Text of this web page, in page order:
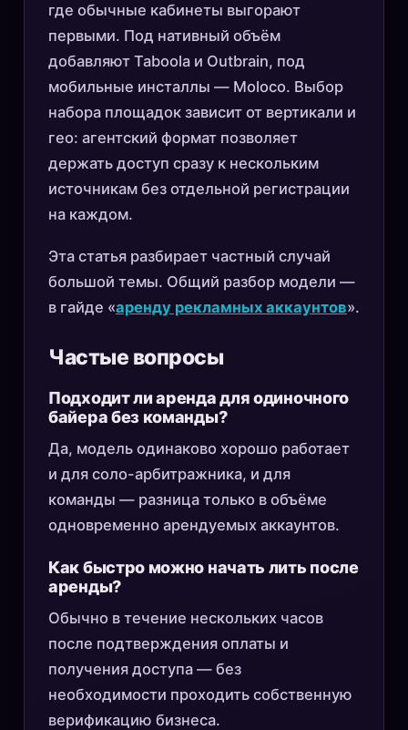
где обычные кабинеты выгорают
первыми. Под нативный объём
добавляют Taboola и Outbrain, под
мобильные инсталлы — Moloco. Выбор
набора площадок зависит от вертикали и
гео: агентский формат позволяет
держать доступ сразу к нескольким
источникам без отдельной регистрации
на каждом.
Эта статья разбирает частный случай
большой темы. Общий разбор модели —
в гайде «аренду рекламных аккаунтов».
Частые вопросы
Подходит ли аренда для одиночного
байера без команды?
Да, модель одинаково хорошо работает
и для соло-арбитражника, и для
команды — разница только в объёме
одновременно арендуемых аккаунтов.
Как быстро можно начать лить после
аренды?
Обычно в течение нескольких часов
после подтверждения оплаты и
получения доступа — без
необходимости проходить собственную
верификацию бизнеса.